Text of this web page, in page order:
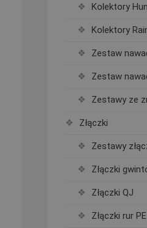
Kolektory
Kolektory
Zestaw
Zestaw
Zestawy ze
Złączki
Zestawy
Złączki
Złączki QJ
Złączki rur PE